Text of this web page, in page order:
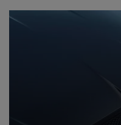
stabilno, ali realnost je